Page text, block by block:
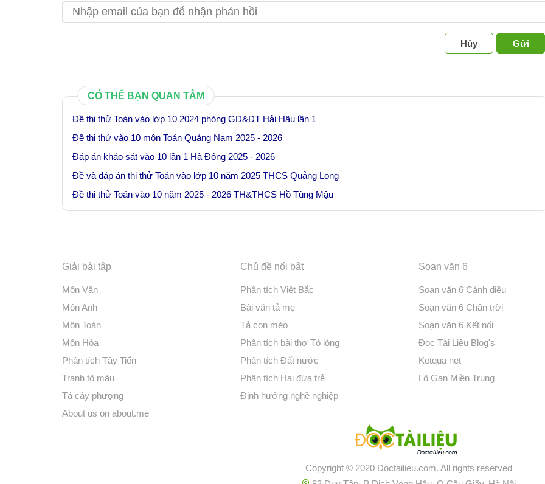
Hủy Gửi
CÓ THỂ BẠN QUAN TÂM
Đề thi thử Toán vào lớp 10 2024 phòng GD&ĐT Hải Hậu lần 1
Đề thi thử vào 10 môn Toán Quảng Nam 2025 - 2026
Đáp án khảo sát vào 10 lần 1 Hà Đông 2025 - 2026
Đề và đáp án thi thử Toán vào lớp 10 năm 2025 THCS Quảng Long
Đề thi thử Toán vào 10 năm 2025 - 2026 TH&THCS Hồ Tùng Mậu
Giải bài tập
Môn Văn
Môn Anh
Môn Toán
Môn Hóa
Phân tích Tây Tiến
Tranh tô màu
Tả cây phượng
About us on about.me
Chủ đề nổi bật
Phân tích Việt Bắc
Bài văn tả mẹ
Tả con mèo
Phân tích bài thơ Tỏ lòng
Phân tích Đất nước
Phân tích Hai đứa trẻ
Định hướng nghề nghiệp
Soạn văn 6
Soạn văn 6 Cánh diều
Soạn văn 6 Chân trời
Soạn văn 6 Kết nối
Đọc Tài Liệu Blog's
Ketqua net
Lô Gan Miền Trung
Copyright © 2020 Doctailieu.com. All rights reserved